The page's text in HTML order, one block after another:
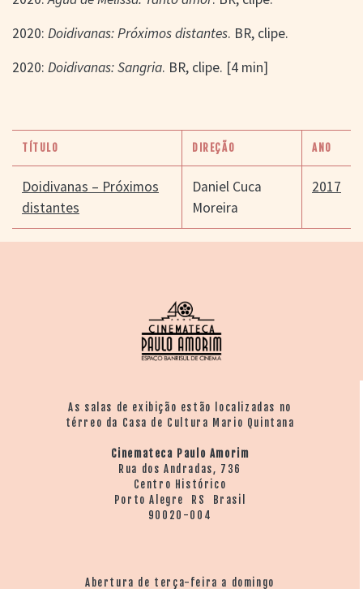
2020: Doidivanas: Próximos distantes. BR, clipe.
2020: Doidivanas: Sangria. BR, clipe. [4 min]
TÍTULO DIREÇÃO ANO
Doidivanas – Próximos
distantes
Daniel Cuca
Moreira
2017
As salas de exibição estão localizadas no
térreo da Casa de Cultura Mario Quintana
Cinemateca Paulo Amorim
Rua dos Andradas, 736
Centro Histórico
Porto Alegre RS Brasil
90020-004
Abertura de terça-feira a domingo